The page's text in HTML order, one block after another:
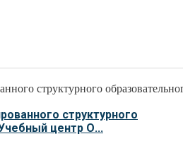
структурного
центр О...